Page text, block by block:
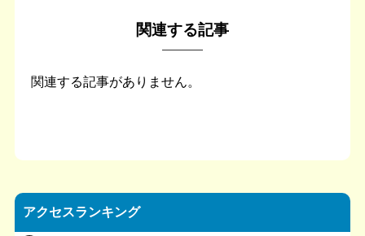
関連する記事
関連する記事がありません。
アクセスランキング